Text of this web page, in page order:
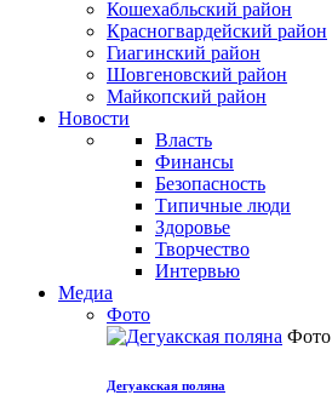
Кошехабльский район
Красногвардейский район
Гиагинский район
Шовгеновский район
Майкопский район
Новости
Власть
Финансы
Безопасность
Типичные люди
Здоровье
Творчество
Интервью
Медиа
Фото
Фото
Дегуакская поляна